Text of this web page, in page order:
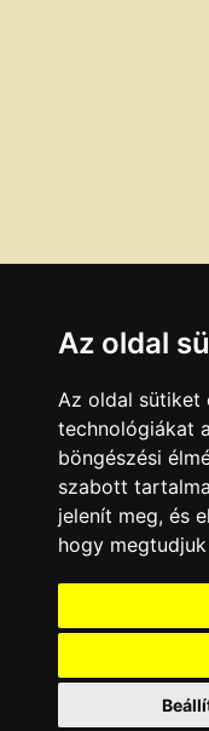
Az oldal
Az oldal sütiket
technológiákat
böngészési
szabott
jelenít meg, és
hogy